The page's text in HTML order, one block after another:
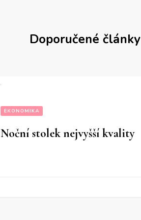
Doporučené články
EKONOMIKA
Noční stolek nejvyšší kvality